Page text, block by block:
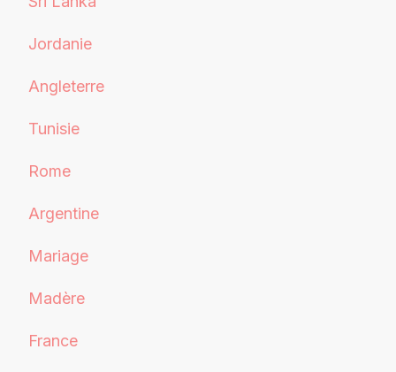
Jordanie
Angleterre
Tunisie
Rome
Argentine
Mariage
Madère
France